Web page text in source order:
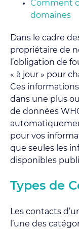
Comment
domaines
Dans le cadre
propriétaire de
l’obligation de
« à jour » pour
Ces
dans une plus
de données
pour vos
que seules les
disponibles
Types de
Les contacts
l’une des